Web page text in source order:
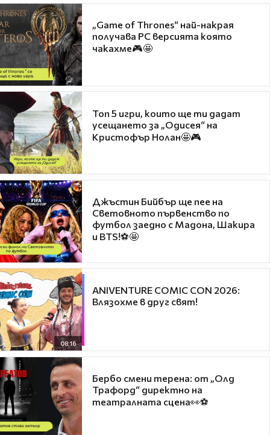
„Game of Thrones“ най-накрая
получава PC версията която
чакахме🎮🤩
Топ 5 игри, които ще ти дадат
усещането за „Одисея“ на
Кристофър Нолан🤩🎮
Джъстин Бийбър ще пее на
Световното първенство по
футбол заедно с Мадона, Шакира
и BTS!⚽🤩
08:16
ANIVENTURE COMIC CON 2026:
Влязохме в друг свят!
Бербо смени терена: от „Олд
Трафорд“ директно на
театралната сцена👀⚽